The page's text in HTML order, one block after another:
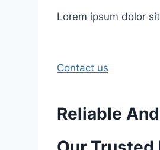
Lorem ipsum dolor
Contact us
Reliable